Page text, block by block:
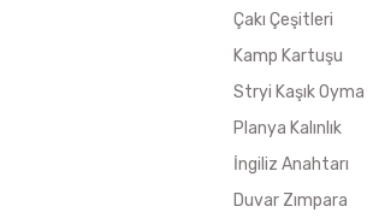
Çakı Çeşitleri
Kamp Kartuşu
Stryi Kaşık Oyma
Planya Kalınlık
İngiliz Anahtarı
Duvar Zımpara